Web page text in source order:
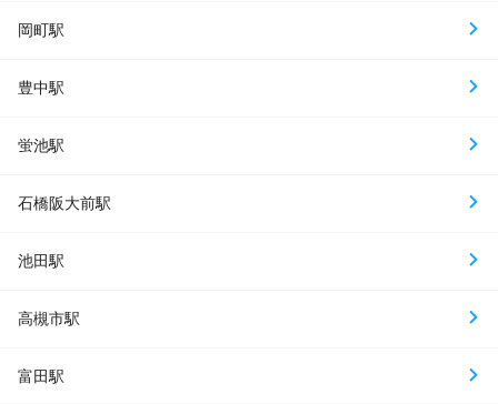
岡町駅
豊中駅
蛍池駅
石橋阪大前駅
池田駅
高槻市駅
富田駅